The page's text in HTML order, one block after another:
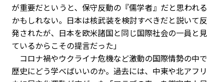
が重要だというと、保守反動の『儒学者』だと思われる
かもしれない。日本は核武装を検討すべきだと説いて反
発されたが、日本を欧米諸国と同じ国際社会の一員と見
ているからこその提言だった」
コロナ禍やウクライナ危機など激動の国際情勢の中で
歴史にどう学べばいいのか。過去には、中東や北アフリ